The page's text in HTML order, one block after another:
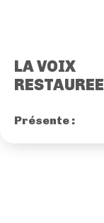
LA VOIX
RESTAUREE
Présente :